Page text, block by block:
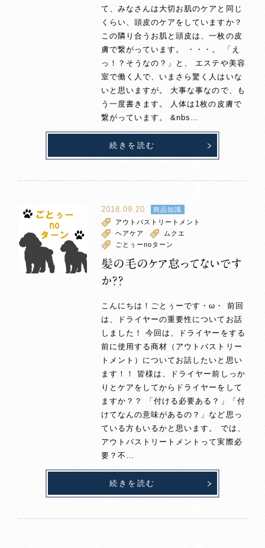
て、みなさんは大切お肌のケアと同じ
くらい、頭皮のケアをしていますか？
この隣り合うお肌と頭皮は、一枚の皮
膚で繋がっています。 ・・・。 「え
っ！？そうなの？」と、 エステや美容
室で働く人で、いまさら驚く人はいな
いと思いますが。 大事な事なので、も
う一度書きます。 人体は1枚の皮膚で
繋がっています。 &nbs…
続きを読む
2018.09.20
商品知識
アウトバストリートメント
ヘアケア
ムクエ
ごとぅーnoターン
髪の毛のケア怠ってないです
か？？
こんにちは！ごとぅーです・ω・ 前回
は、ドライヤーの重要性についてお話
しました！ 今回は、ドライヤーをする
前に使用する商材（アウトバストリー
トメント）についてお話したいと思い
ます！！ 皆様は、ドライヤー前しっか
りとケアをしてからドライヤーをして
ますか？？ 「付ける必要ある？」「付
けてなんの意味があるの？」など思っ
ている方もいるかと思います。 では、
アウトバストリートメントって実際必
要？不…
続きを読む